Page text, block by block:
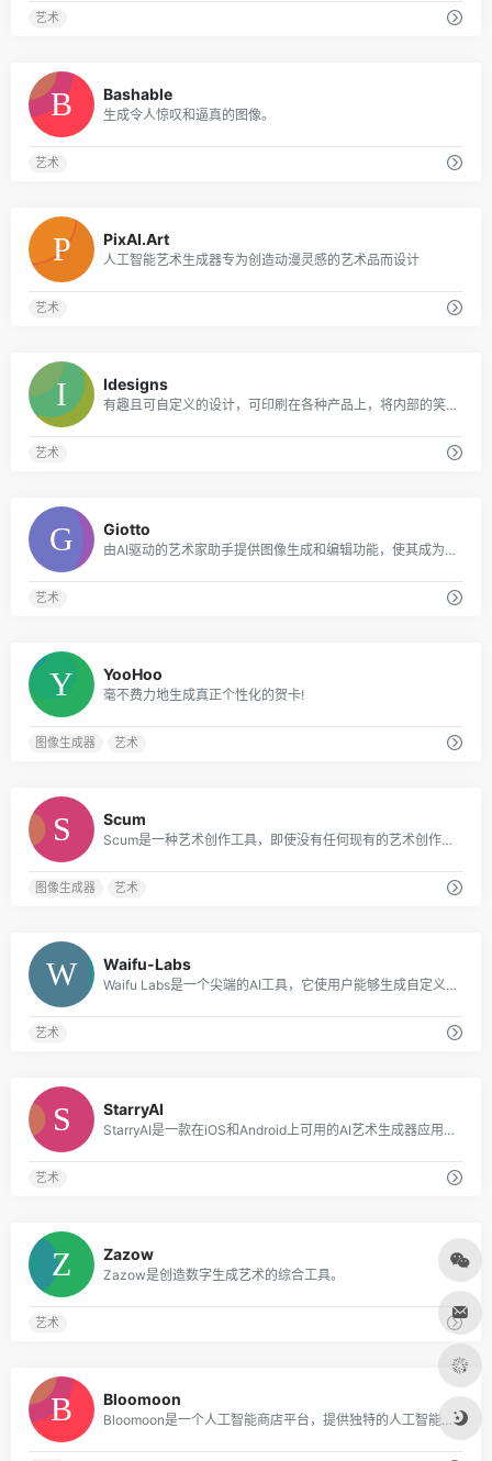
艺术
Bashable
生成令人惊叹和逼真的图像。
艺术
PixAI.Art
人工智能艺术生成器专为创造动漫灵感的艺术品而设计
艺术
Idesigns
有趣且可自定义的设计，可印刷在各种产品上，将内部的笑话和兴趣转化为难忘的礼物。
艺术
Giotto
由AI驱动的艺术家助手提供图像生成和编辑功能，使其成为艺术家和创意人员的宝贵工具。
艺术
YooHoo
毫不费力地生成真正个性化的贺卡!
图像生成器 艺术
Scum
Scum是一种艺术创作工具，即使没有任何现有的艺术创作经验，用户也可以毫不费力地创作令人惊叹的艺术品。
图像生成器 艺术
Waifu-Labs
Waifu Labs是一个尖端的AI工具，它使用户能够生成自定义的动漫肖像。
艺术
StarryAI
StarryAI是一款在iOS和Android上可用的AI艺术生成器应用程序，可将文字转化为令人惊叹的艺术品。
艺术
Zazow
Zazow是创造数字生成艺术的综合工具。
艺术
Bloomoon
Bloomoon是一个人工智能商店平台，提供独特的人工智能生成的绘画